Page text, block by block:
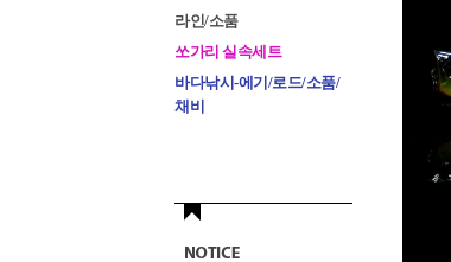
라인/소품
쏘가리 실속세트
바다낚시-에기/로드/소품/
채비